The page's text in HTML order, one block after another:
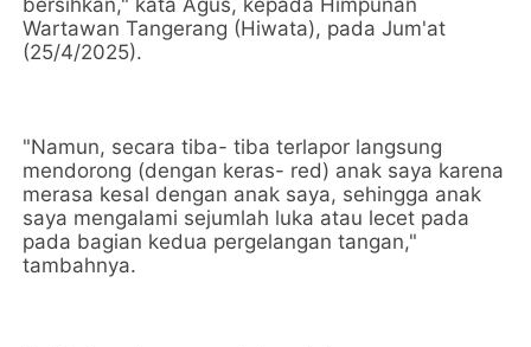
bersihkan," kata Agus, kepada Himpunan
Wartawan Tangerang (Hiwata), pada Jum'at
(25/4/2025).
"Namun, secara tiba- tiba terlapor langsung
mendorong (dengan keras- red) anak saya karena
merasa kesal dengan anak saya, sehingga anak
saya mengalami sejumlah luka atau lecet pada
pada bagian kedua pergelangan tangan,"
tambahnya.